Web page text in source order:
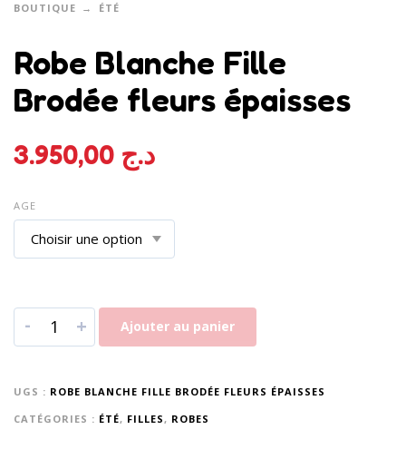
BOUTIQUE ÉTÉ
Robe Blanche Fille
Brodée fleurs épaisses
د.ج
AGE
- + Ajouter au panier
UGS : ROBE BLANCHE FILLE BRODÉE FLEURS ÉPAISSES
CATÉGORIES : ÉTÉ, FILLES, ROBES